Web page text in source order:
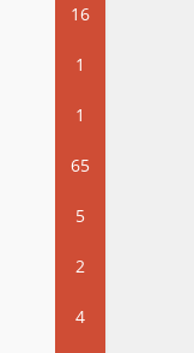
16
1
1
65
5
2
4